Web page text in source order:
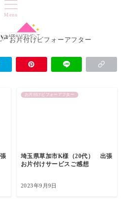
Menu
お片付けビフォーアフター
お片付けビフォーアフター
埼玉県草加市K様（20代） 出張
お片付けサービスご感想
2023年9月9日